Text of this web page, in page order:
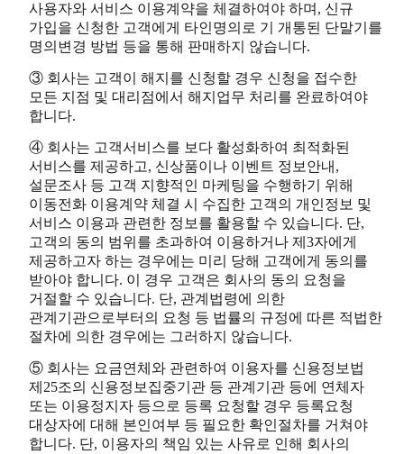
사용자와 서비스 이용계약을 체결하여야 하며, 신규
가입을 신청한 고객에게 타인명의로 기 개통된 단말기를
명의변경 방법 등을 통해 판매하지 않습니다.
③ 회사는 고객이 해지를 신청할 경우 신청을 접수한
모든 지점 및 대리점에서 해지업무 처리를 완료하여야
합니다.
④ 회사는 고객서비스를 보다 활성화하여 최적화된
서비스를 제공하고, 신상품이나 이벤트 정보안내,
설문조사 등 고객 지향적인 마케팅을 수행하기 위해
이동전화 이용계약 체결 시 수집한 고객의 개인정보 및
서비스 이용과 관련한 정보를 활용할 수 있습니다. 단,
고객의 동의 범위를 초과하여 이용하거나 제3자에게
제공하고자 하는 경우에는 미리 당해 고객에게 동의를
받아야 합니다. 이 경우 고객은 회사의 동의 요청을
거절할 수 있습니다. 단, 관계법령에 의한
관계기관으로부터의 요청 등 법률의 규정에 따른 적법한
절차에 의한 경우에는 그러하지 않습니다.
⑤ 회사는 요금연체와 관련하여 이용자를 신용정보법
제25조의 신용정보집중기관 등 관계기관 등에 연체자
또는 이용정지자 등으로 등록 요청할 경우 등록요청
대상자에 대해 본인여부 등 필요한 확인절차를 거쳐야
합니다. 단, 이용자의 책임 있는 사유로 인해 회사의